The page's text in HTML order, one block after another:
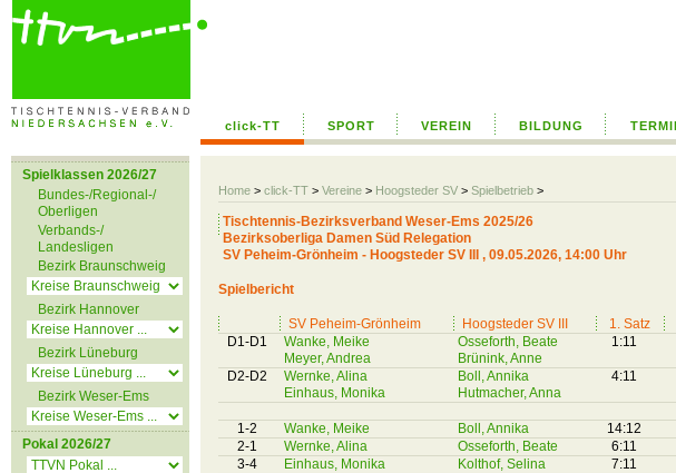
click-TT SPORT VEREIN BILDUNG
Home > click-TT > Vereine > Hoogsteder SV > Spielbetrieb >
Spielklassen 2026/27
Bundes-/Regional-/
Oberligen
Verbands-/
Landesligen
Bezirk Braunschweig
Bezirk Hannover
Bezirk Lüneburg
Bezirk Weser-Ems
Pokal 2026/27
Tischtennis-Bezirksverband Weser-Ems 2025/26
Bezirksoberliga Damen Süd Relegation
SV Peheim-Grönheim - Hoogsteder SV III , 09.05.2026, 14:00 Uhr
Spielbericht
SV Peheim-Grönheim Hoogsteder SV III 1. Satz
D1-D1
Wanke, Meike
Meyer, Andrea
Osseforth, Beate
Brünink, Anne
1:11
D2-D2
Wernke, Alina
Einhaus, Monika
Boll, Annika
Hutmacher, Anna
4:11
1-2 Wanke, Meike Boll, Annika 14:12
2-1
Wernke, Alina Osseforth, Beate 6:11
3-4
Einhaus, Monika Kolthof, Selina 7:11